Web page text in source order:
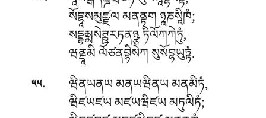
སོབྷཱསམུཛྫལ མནནྟག ཉཱཎསཱིཁཾ;
སདྡྷམྨསེཊྛརཏནཉྩ ཏིལོཀཀེཏུཾ,
ཝནྡཱམི ལོཙནབྷིསེཀ སུསོབྷཡུཏྟཾ.
༥༥. ཝིནཡནཡ མནཡཝིནཡ མནམིཏཾ,
ཝིཛཡཛཡ མཛཡཝིཛཡ མཏུལིཏཾ;